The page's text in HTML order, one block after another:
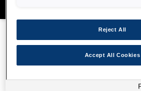
Reject All
Accept All Cookies